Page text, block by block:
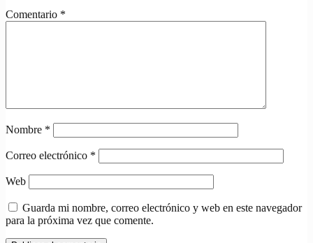
Comentario *
Nombre *
Correo electrónico *
Web
Guarda mi nombre, correo electrónico y web en este navegador
para la próxima vez que comente.